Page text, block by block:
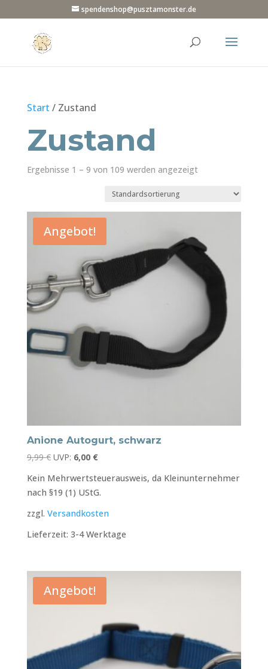
spendenshop@pusztamonster.de
Start / Zustand
Zustand
Ergebnisse 1 – 9 von 109 werden angezeigt
Angebot!
Anione Autogurt, schwarz
9,99€ Ursprünglicher
war:
9,99 €
UVP: 6,00 €Aktueller
ist:
6,00 €.
Kein Mehrwertsteuerausweis, da Kleinunternehmer
nach §19 (1) UStG.
zzgl. Versandkosten
Lieferzeit: 3-4 Werktage
Angebot!